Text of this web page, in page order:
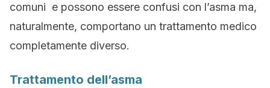
comuni e possono essere confusi con l’asma ma,
naturalmente, comportano un trattamento medico
completamente diverso.
Trattamento dell’asma